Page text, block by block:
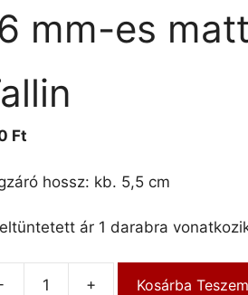
mm-es
Ft
hossz: kb. 5,5 cm
ár 1 darabra
+ Kosárba Teszem